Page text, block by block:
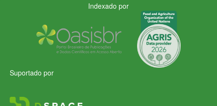
Indexado por
Suportado por